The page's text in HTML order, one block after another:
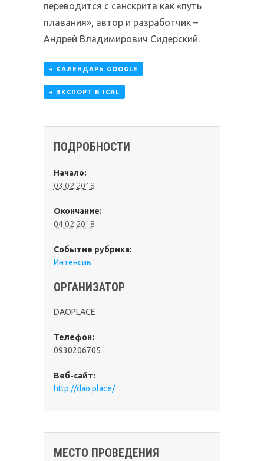
переводится с санскрита как «путь
плавания», автор и разработчик –
Андрей Владимирович Сидерский.
+ КАЛЕНДАРЬ GOOGLE
+ ЭКСПОРТ В ICAL
ПОДРОБНОСТИ
Начало:
03.02.2018
Окончание:
04.02.2018
Событие рубрика:
Интенсив
ОРГАНИЗАТОР
DAOPLACE
Телефон:
0930206705
Веб-сайт:
http://dao.place/
МЕСТО ПРОВЕДЕНИЯ